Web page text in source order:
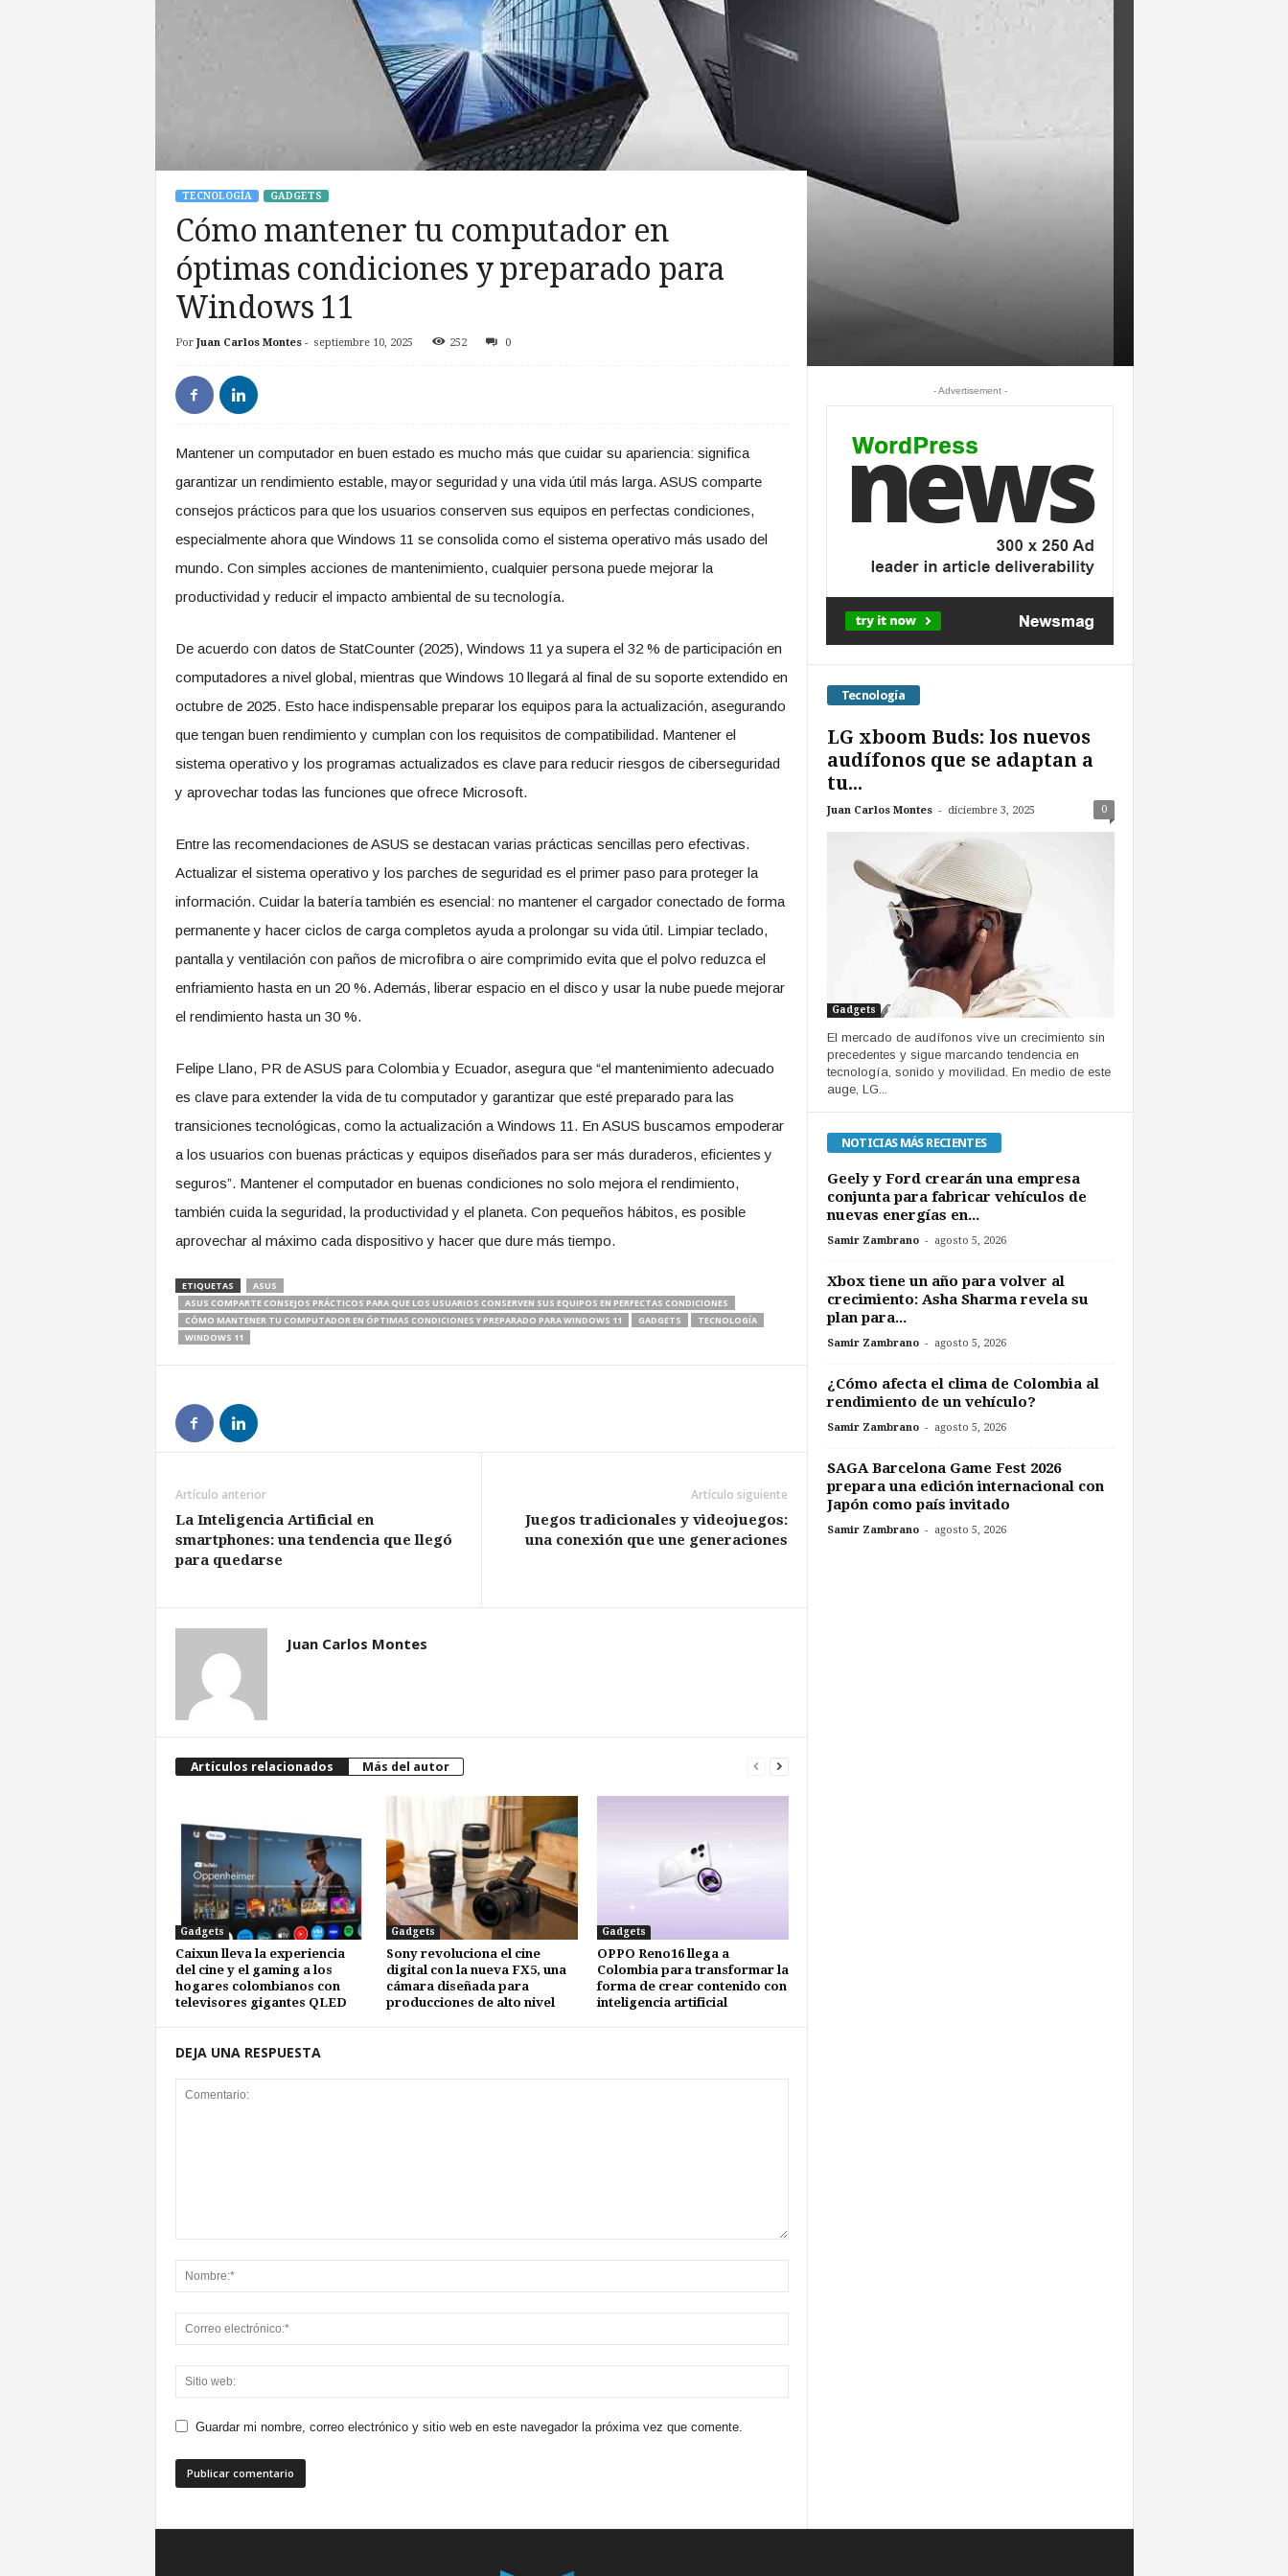
TECNOLOGÍA GADGETS
Cómo mantener tu computador en
óptimas condiciones y preparado para
Windows 11
Por Juan Carlos Montes- septiembre 10, 2025 252 0
Mantener un computador en buen estado es mucho más que cuidar su apariencia: significa
garantizar un rendimiento estable, mayor seguridad y una vida útil más larga. ASUS comparte
consejos prácticos para que los usuarios conserven sus equipos en perfectas condiciones,
especialmente ahora que Windows 11 se consolida como el sistema operativo más usado del
mundo. Con simples acciones de mantenimiento, cualquier persona puede mejorar la
productividad y reducir el impacto ambiental de su tecnología.
De acuerdo con datos de StatCounter (2025), Windows 11 ya supera el 32 % de participación en
computadores a nivel global, mientras que Windows 10 llegará al final de su soporte extendido en
octubre de 2025. Esto hace indispensable preparar los equipos para la actualización, asegurando
que tengan buen rendimiento y cumplan con los requisitos de compatibilidad. Mantener el
sistema operativo y los programas actualizados es clave para reducir riesgos de ciberseguridad
y aprovechar todas las funciones que ofrece Microsoft.
Entre las recomendaciones de ASUS se destacan varias prácticas sencillas pero efectivas.
Actualizar el sistema operativo y los parches de seguridad es el primer paso para proteger la
información. Cuidar la batería también es esencial: no mantener el cargador conectado de forma
permanente y hacer ciclos de carga completos ayuda a prolongar su vida útil. Limpiar teclado,
pantalla y ventilación con paños de microfibra o aire comprimido evita que el polvo reduzca el
enfriamiento hasta en un 20 %. Además, liberar espacio en el disco y usar la nube puede mejorar
el rendimiento hasta un 30 %.
Felipe Llano, PR de ASUS para Colombia y Ecuador, asegura que “el mantenimiento adecuado
es clave para extender la vida de tu computador y garantizar que esté preparado para las
transiciones tecnológicas, como la actualización a Windows 11. En ASUS buscamos empoderar
a los usuarios con buenas prácticas y equipos diseñados para ser más duraderos, eficientes y
seguros”. Mantener el computador en buenas condiciones no solo mejora el rendimiento,
también cuida la seguridad, la productividad y el planeta. Con pequeños hábitos, es posible
aprovechar al máximo cada dispositivo y hacer que dure más tiempo.
ETIQUETAS
ASUS
ASUS COMPARTE CONSEJOS PRÁCTICOS PARA QUE LOS USUARIOS CONSERVEN SUS EQUIPOS EN PERFECTAS CONDICIONES
CÓMO MANTENER TU COMPUTADOR EN ÓPTIMAS CONDICIONES Y PREPARADO PARA WINDOWS 11
GADGETS
TECNOLOGÍA
WINDOWS 11
Artículo anterior
La Inteligencia Artificial en
smartphones: una tendencia que llegó
para quedarse
Artículo siguiente
Juegos tradicionales y videojuegos:
una conexión que une generaciones
Juan Carlos Montes
Artículos relacionados Más del autor
Gadgets
Caixun lleva la experiencia
del cine y el gaming a los
hogares colombianos con
televisores gigantes QLED
Gadgets
Sony revoluciona el cine
digital con la nueva FX5, una
cámara diseñada para
producciones de alto nivel
Gadgets
OPPO Reno16 llega a
Colombia para transformar la
forma de crear contenido con
inteligencia artificial
DEJA UNA RESPUESTA
Guardar mi nombre, correo electrónico y sitio web en este navegador la próxima vez que comente.
- Advertisement -
Tecnología
LG xboom Buds: los nuevos
audífonos que se adaptan a
tu...
Juan Carlos Montes - diciembre 3, 2025 0
Gadgets
El mercado de audífonos vive un crecimiento sin
precedentes y sigue marcando tendencia en
tecnología, sonido y movilidad. En medio de este
auge, LG...
NOTICIAS MÁS RECIENTES
Geely y Ford crearán una empresa
conjunta para fabricar vehículos de
nuevas energías en...
Samir Zambrano - agosto 5, 2026
Xbox tiene un año para volver al
crecimiento: Asha Sharma revela su
plan para...
Samir Zambrano - agosto 5, 2026
¿Cómo afecta el clima de Colombia al
rendimiento de un vehículo?
Samir Zambrano - agosto 5, 2026
SAGA Barcelona Game Fest 2026
prepara una edición internacional con
Japón como país invitado
Samir Zambrano - agosto 5, 2026